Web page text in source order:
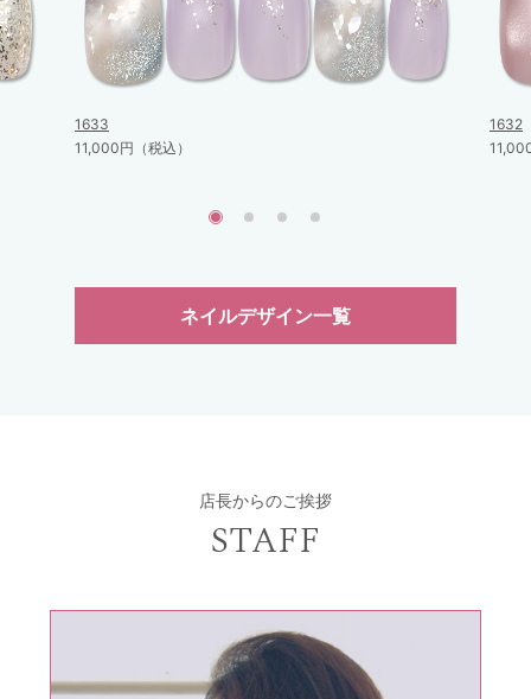
1633
11,000円（税込）
1632
ネイルデザイン一覧
店長からのご挨拶
STAFF